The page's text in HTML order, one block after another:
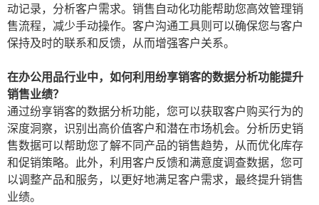
动记录，分析客户需求。销售自动化功能帮助您高效管理销
售流程，减少手动操作。客户沟通工具则可以确保您与客户
保持及时的联系和反馈，从而增强客户关系。
在办公用品行业中，如何利用纷享销客的数据分析功能提升
销售业绩？
通过纷享销客的数据分析功能，您可以获取客户购买行为的
深度洞察，识别出高价值客户和潜在市场机会。分析历史销
售数据可以帮助您了解不同产品的销售趋势，从而优化库存
和促销策略。此外，利用客户反馈和满意度调查数据，您可
以调整产品和服务，以更好地满足客户需求，最终提升销售
业绩。